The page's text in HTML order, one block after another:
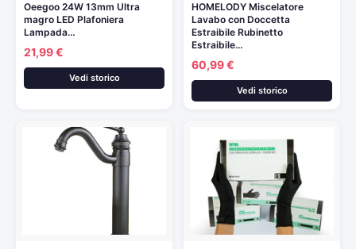
Oeegoo 24W 13mm Ultra
magro LED Plafoniera
Lampada…
21,99 €
Vedi storico
HOMELODY Miscelatore
Lavabo con Doccetta
Estraibile Rubinetto
Estraibile…
60,99 €
Vedi storico